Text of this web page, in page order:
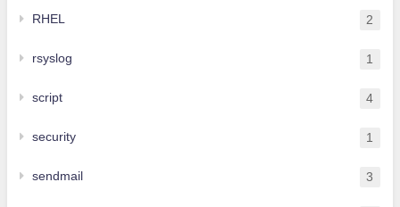
RHEL 2
rsyslog 1
script 4
security 1
sendmail 3